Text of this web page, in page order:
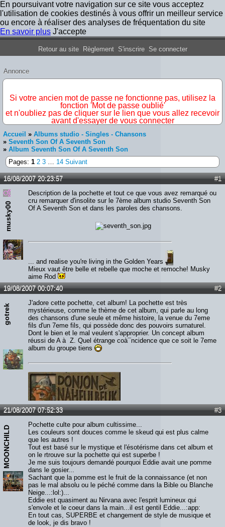
En poursuivant votre navigation sur ce site vous acceptez
l'utilisation de cookies destinés à vous offrir un meilleur service
ou encore à réaliser des analyses de fréquentation du site
En savoir plus J'accepte
Forum Iron Maiden France
Retour au site Règlement S'inscrire Se connecter
Annonce
Si votre ancien mot de passe ne fonctionne pas, utilisez la
fonction 'Mot de passe oublié'
et n'oubliez pas de cliquer sur le lien que vous allez recevoir
avant d'essayer de vous connecter
Accueil » Albums studio - Singles - Chansons
» Seventh Son Of A Seventh Son
» Album Seventh Son Of A Seventh Son
Pages: 1 2 3 … 14 Suivant
#1
16/08/2007 20:23:57
musky00
Description de la pochette et tout ce que vous avez remarqué ou
cru remarquer d'insolite sur le 7ème album studio Seventh Son
Of A Seventh Son et dans les paroles des chansons.
... and realise you're living in the Golden Years
Mieux vaut être belle et rebelle que moche et remoche! Musky
aime Rod
#2
19/08/2007 00:07:40
gotrek
J'adore cette pochette, cet album! La pochette est très
mystérieuse, comme le thème de cet album, qui parle au long
des chansons d'une seule et même histoire, la venue du 7eme
fils d'un 7eme fils, qui possède donc des pouvoirs surnaturel.
Dont le bien et le mal veulent s'approprier. Un concept album
réussi de A à Z. Quel étrange coà¯ncidence que ce soit le 7eme
album du groupe tiens
#3
21/08/2007 07:52:33
MOONCHILD
Pochette culte pour album cultissime...
Les couleurs sont douces comme le skeud qui est plus calme
que les autres !
Tout est basé sur le mystique et l'ésotérisme dans cet album et
on le rtrouve sur la pochette qui est superbe !
Je me suis toujours demandé pourquoi Eddie avait une pomme
dans le gosier...
Sachant que la pomme est le fruit de la connaissance (et non
pas le mal absolu ou le péché comme dans la Bible ou Blanche
Neige...:lol:)...
Eddie est quasiment au Nirvana avec l'esprit lumineux qui
s'envole et le coeur dans la main...il est gentil Eddie...:app:
En tout cas, SUPERBE et changement de style de musique et
de look, je dis bravo !